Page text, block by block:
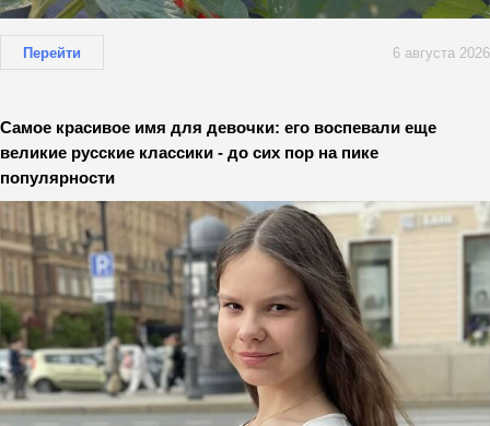
Перейти 6 августа 2026
Самое красивое имя для девочки: его воспевали еще
великие русские классики - до сих пор на пике
популярности